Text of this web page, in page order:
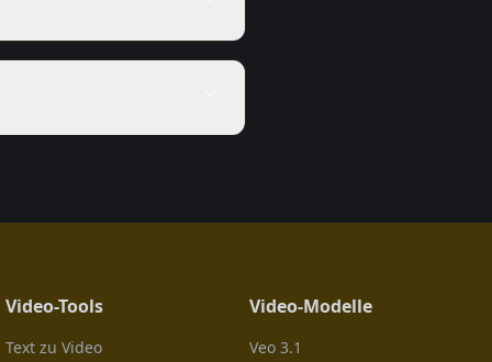
Video-Tools
Text zu Video
Video-Modelle
Veo 3.1